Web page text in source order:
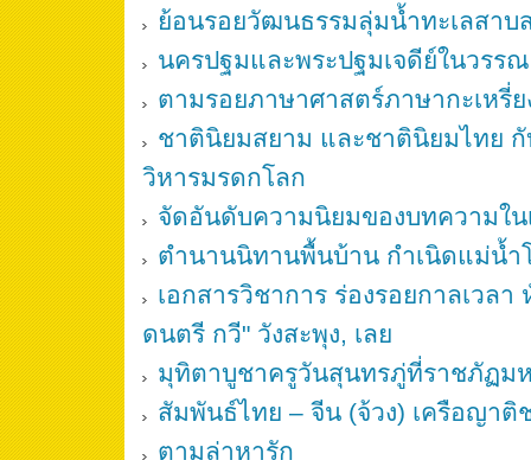
ย้อนรอยวัฒนธรรมลุ่มน้ำทะเลสาบ
นครปฐมและพระปฐมเจดีย์ในวรร
ตามรอยภาษาศาสตร์ภาษากะเหรี่ย
ชาตินิยมสยาม และชาตินิยมไทย
วิหารมรดกโลก
จัดอันดับความนิยมของบทความใน
ตำนานนิทานพื้นบ้าน กำเนิดแม่น้ำ
เอกสารวิชาการ ร่องรอยกาลเวลา
ดนตรี กวี" วังสะพุง, เลย
มุทิตาบูชาครูวันสุนทรภู่ที่ราชภัฏม
สัมพันธ์ไทย – จีน (จ้วง) เครือญาติ
ตามล่าหารัก